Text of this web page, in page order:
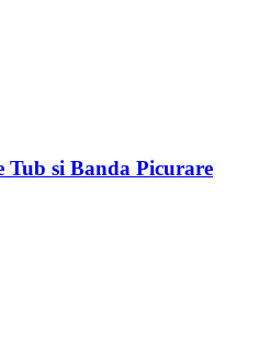
Tub si Banda Picurare